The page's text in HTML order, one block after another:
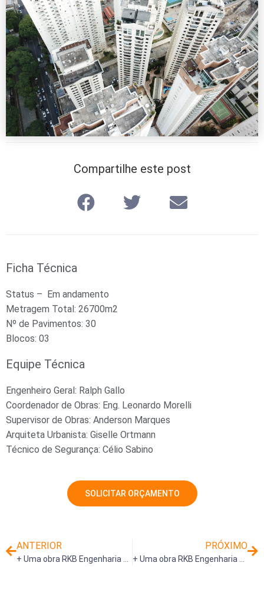
Compartilhe este post
Ficha Técnica
Status – Em andamento
Metragem Total: 26700m2
Nº de Pavimentos: 30
Blocos: 03
Equipe Técnica
Engenheiro Geral: Ralph Gallo
Coordenador de Obras: Eng. Leonardo Morelli
Supervisor de Obras: Anderson Marques
Arquiteta Urbanista: Giselle Ortmann
Técnico de Segurança: Célio Sabino
SOLICITAR ORÇAMENTO
ANTERIOR PRÓXIMO